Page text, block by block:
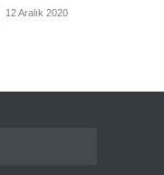
12 Aralık 2020